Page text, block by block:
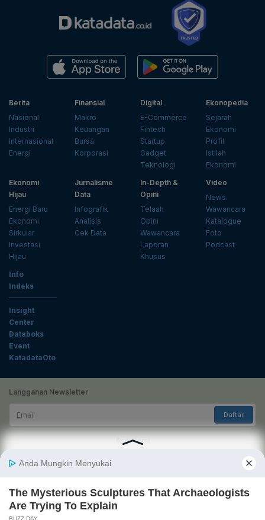
Berita
Nasional
Industri
Internasional
Energi
Finansial
Makro
Keuangan
Bursa
Korporasi
Digital
E-Commerce
Fintech
Startup
Gadget
Teknologi
Ekonopedia
Sejarah
Ekonomi
Profil
Istilah
Ekonomi
Ekonomi
Hijau
Energi Baru
Ekonomi
Sirkular
Investasi
Hijau
Jurnalisme
Data
Infografik
Analisis
Cek Data
In-Depth &
Opini
Telaah
Opini
Wawancara
Laporan
Khusus
Video
News
Wawancara
Katalogue
Foto
Podcast
Info
Indeks
Insight
Center
Databoks
Event
KatadataOto
Langganan Newsletter
Daftar
Ikuti Kami
Tentang Katadata Advertising Karier
Pedoman Media Siber
Kebijakan Privasi